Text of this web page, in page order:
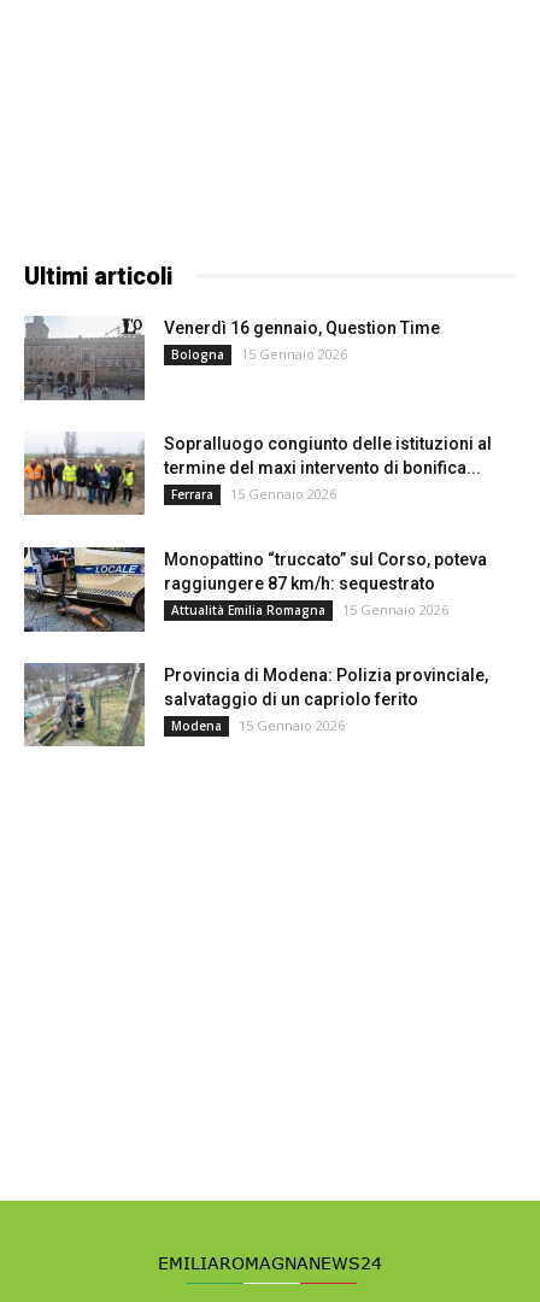
Ultimi articoli
Venerdì 16 gennaio, Question Time
Bologna 15 Gennaio 2026
Sopralluogo congiunto delle istituzioni al
termine del maxi intervento di bonifica...
Ferrara 15 Gennaio 2026
Monopattino “truccato” sul Corso, poteva
raggiungere 87 km/h: sequestrato
Attualità Emilia Romagna 15 Gennaio 2026
Provincia di Modena: Polizia provinciale,
salvataggio di un capriolo ferito
Modena 15 Gennaio 2026